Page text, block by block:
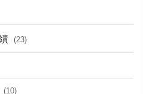
(23)
(10)